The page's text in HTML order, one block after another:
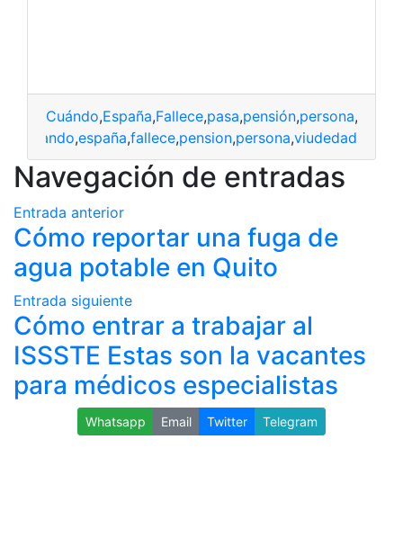
Cuándo,España,Fallece,pasa,pensión,persona,
cuando,españa,fallece,pension,persona,viudedad
Navegación de entradas
Entrada anterior
Cómo reportar una fuga de
agua potable en Quito
Entrada siguiente
Cómo entrar a trabajar al
ISSSTE Estas son la vacantes
para médicos especialistas
Whatsapp Email Twitter Telegram